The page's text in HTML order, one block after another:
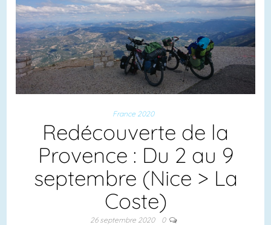
France 2020
Redécouverte de la
Provence : Du 2 au 9
septembre (Nice > La
Coste)
26 septembre 2020 0